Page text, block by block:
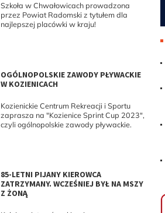
Szkoła w Chwałowicach prowadzona
przez Powiat Radomski z tytułem dla
najlepszej placówki w kraju!
OGÓLNOPOLSKIE ZAWODY PŁYWACKIE
W KOZIENICACH
Kozienickie Centrum Rekreacji i Sportu
zaprasza na "Kozienice Sprint Cup 2023",
czyli ogólnopolskie zawody pływackie.
85-LETNI PIJANY KIEROWCA
ZATRZYMANY. WCZEŚNIEJ BYŁ NA MSZY
Z ŻONĄ